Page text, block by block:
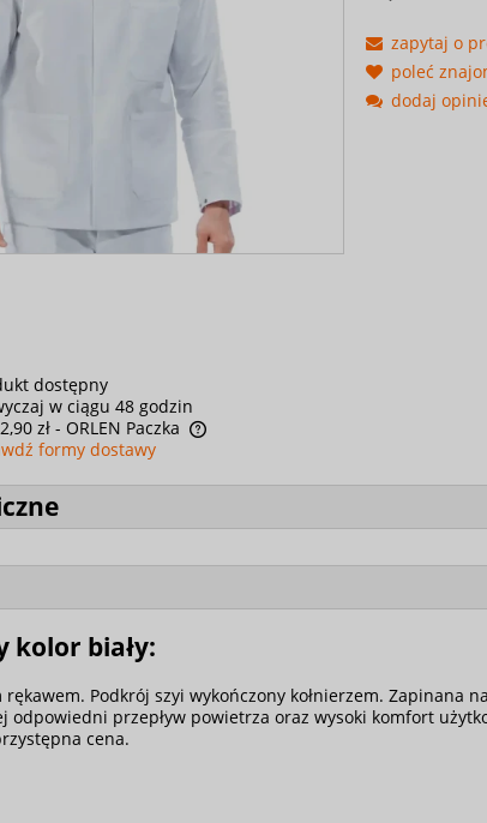
dostępny
w ciągu 48 godzin
zł - ORLEN Paczka
formy dostawy
zapytaj o
poleć
dodaj
kolor biały:
rękawem. Podkrój szyi wykończony kołnierzem. Zapinana
odpowiedni przepływ powietrza oraz wysoki komfort
cena.